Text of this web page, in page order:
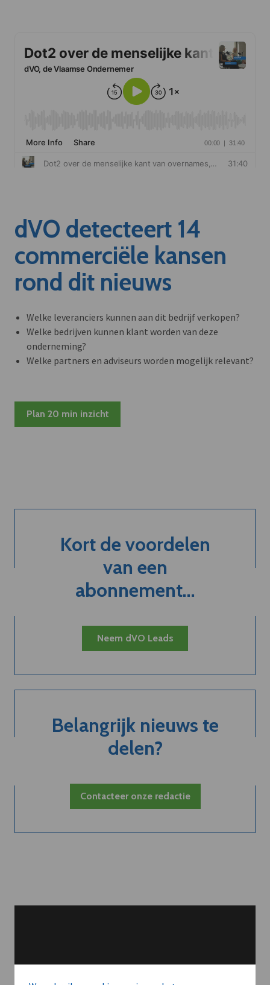
dVO detecteert 14
commerciële kansen
rond dit nieuws
Welke leveranciers kunnen aan dit bedrijf verkopen?
Welke bedrijven kunnen klant worden van deze
onderneming?
Welke partners en adviseurs worden mogelijk relevant?
Plan 20 min inzicht
Kort de voordelen
van een
abonnement...
Neem dVO Leads
Belangrijk nieuws te
delen?
Contacteer onze redactie